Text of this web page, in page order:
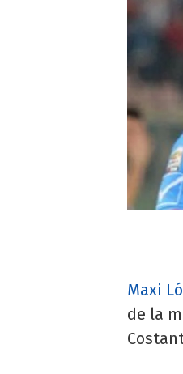
Maxi
de la